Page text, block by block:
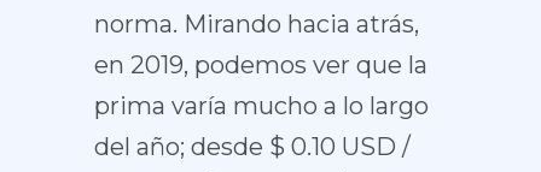
norma. Mirando hacia atrás,
en 2019, podemos ver que la
prima varía mucho a lo largo
del año; desde $ 0.10 USD /